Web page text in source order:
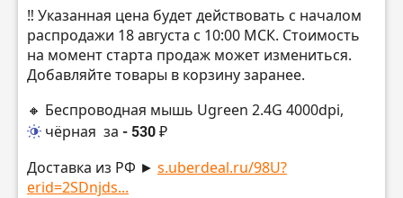
‼️ Указанная цена будет действовать с началом
распродажи 18 августа с 10:00 МСК. Стоимость
на момент старта продаж может измениться.
Добавляйте товары в корзину заранее.
🔸 Беспроводная мышь Ugreen 2.4G 4000dpi,
чёрная за - 530 ₽
Доставка из РФ ► s.uberdeal.ru/98U?
erid=2SDnjds...